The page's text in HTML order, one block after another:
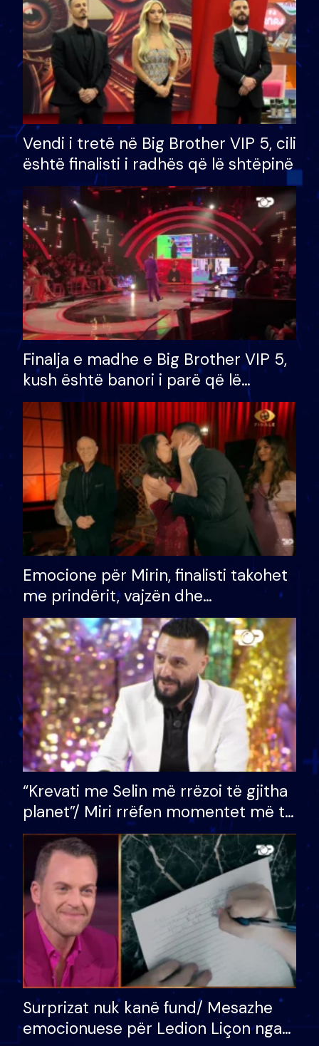
Vendi i tretë në Big Brother VIP 5, cili
është finalisti i radhës që lë shtëpinë
Finalja e madhe e Big Brother VIP 5,
kush është banori i parë që lë
shtëpinë dhe humb mundësinë për
të fituar çmimin e madh
Emocione për Mirin, finalisti takohet
me prindërit, vajzën dhe
bashkëshorten: S’kemi ndonjë letër
divorci apo jo?
“Krevati me Selin më rrëzoi të gjitha
planet”/ Miri rrëfen momentet më të
bukura në shtëpinë e BB VIP: Do më
mungojë zilja e mëngjesit kur…
Surprizat nuk kanë fund/ Mesazhe
emocionuese për Ledion Liçon nga